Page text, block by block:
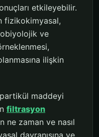
etkileyebilir.
fizikokimyasal,
ve
ilişkin
maddeyi
filtrasyon
ne zaman ve nasıl
davranışına ve